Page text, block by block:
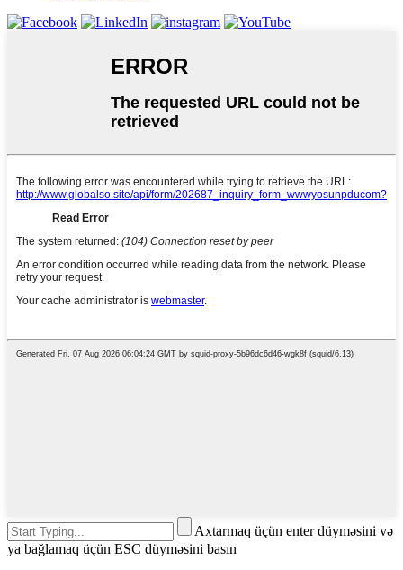
Axtarmaq üçün enter düyməsini və
ya bağlamaq üçün ESC düyməsini basın